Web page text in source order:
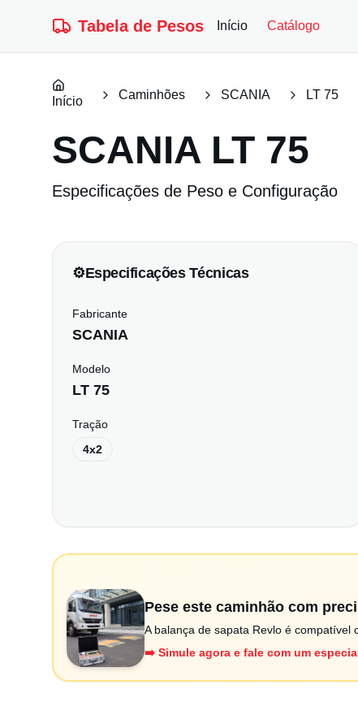
Tabela de Pesos Início Catálogo
Início Caminhões SCANIA LT 75
SCANIA LT 75
Especificações de Peso e Configuração
⚙️Especificações Técnicas
Fabricante
SCANIA
Modelo
LT 75
Tração
4x2
Pese este caminhão com
A balança de sapata Revlo é compatível
➡️ Simule agora e fale com um